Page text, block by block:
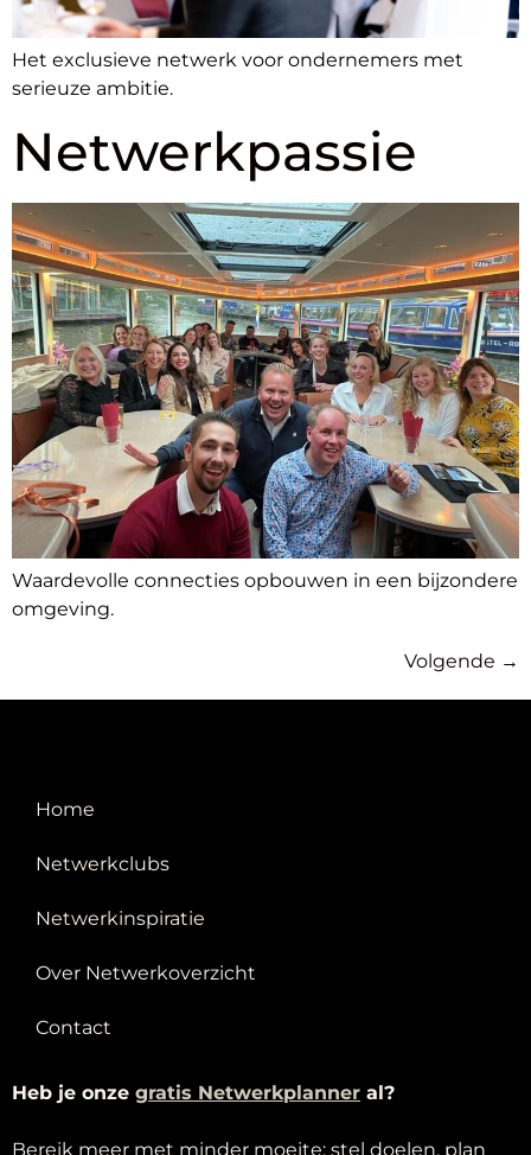
Het exclusieve netwerk voor ondernemers met
serieuze ambitie.
Netwerkpassie
Waardevolle connecties opbouwen in een bijzondere
omgeving.
Volgende →
Home
Netwerkclubs
Netwerkinspiratie
Over Netwerkoverzicht
Contact
Heb je onze gratis Netwerkplanner al?
Bereik meer met minder moeite: stel doelen, plan